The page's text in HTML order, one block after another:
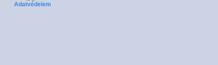
Adatvédelem